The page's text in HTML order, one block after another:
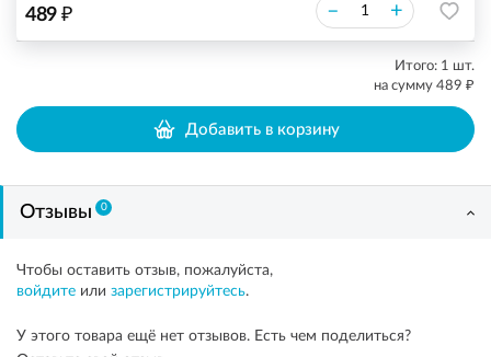
489 ₽ – +
Итого: 1 шт.
на сумму 489 ₽
Добавить в корзину
Отзывы 0
Чтобы оставить отзыв, пожалуйста,
войдите или зарегистрируйтесь.
У этого товара ещё нет отзывов. Есть чем поделиться?